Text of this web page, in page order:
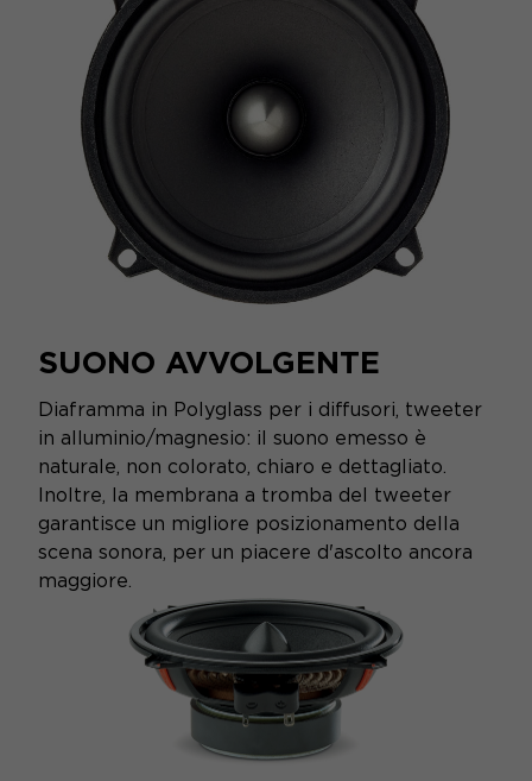
SUONO AVVOLGENTE
Diaframma in Polyglass per i diffusori, tweeter
in alluminio/magnesio: il suono emesso è
naturale, non colorato, chiaro e dettagliato.
Inoltre, la membrana a tromba del tweeter
garantisce un migliore posizionamento della
scena sonora, per un piacere d'ascolto ancora
maggiore.